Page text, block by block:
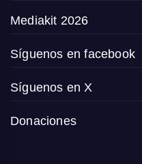
Mediakit 2026
Síguenos en facebook
Síguenos en X
Donaciones